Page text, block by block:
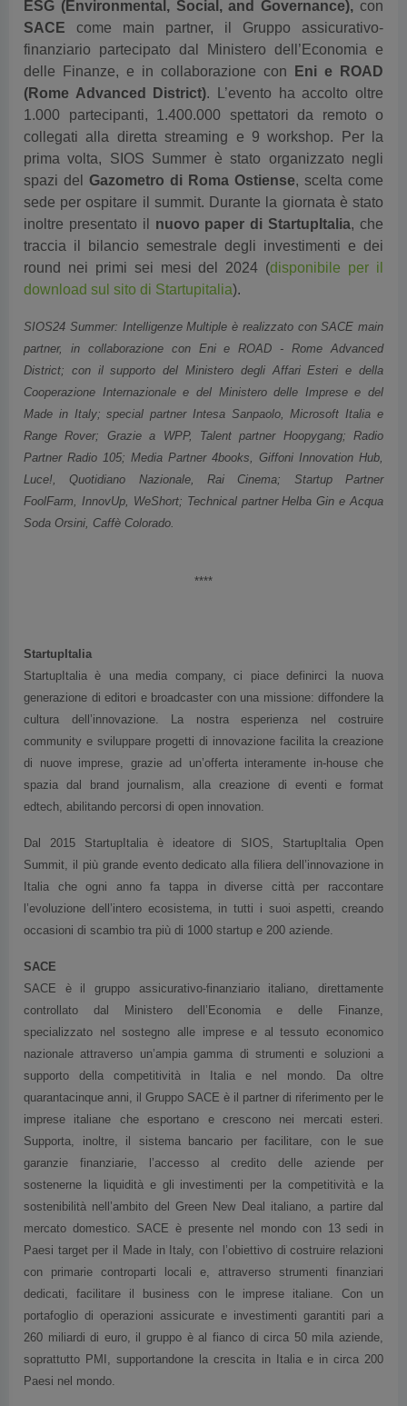
finanziario partecipato dal Ministero dell’Economia e
delle Finanze, e in collaborazione conEni e ROAD
(Rome Advanced District)
. L’evento ha accolto oltre
1.000 partecipanti, 1.400.000 spettatori da remoto o
collegati alla diretta streaming e 9 workshop. Per la
prima volta, SIOS Summer è stato organizzato negli
spazi del Gazometro di Roma Ostiense
, scelta come
sede per ospitare il summit. Durante la giornata è stato
inoltre presentato il
nuovo paper di StartupItalia
, che
traccia il bilancio semestrale degli investimenti e dei
round nei primi sei mesi del 2024 (
disponibile per il
download sul sito di Startupitalia).
SIOS24 Summer: Intelligenze Multiple è realizzato con SACE main
partner, in collaborazione con Eni e ROAD - Rome Advanced
District; con il supporto del Ministero degli Affari Esteri e della
Cooperazione Internazionale e del Ministero delle Imprese e del
Made in Italy; special partner Intesa Sanpaolo, Microsoft Italia e
Range Rover; Grazie a WPP, Talent partner Hoopygang; Radio
Partner Radio 105; Media Partner 4books, Giffoni Innovation Hub,
Luce!, Quotidiano Nazionale, Rai Cinema; Startup Partner
FoolFarm, InnovUp, WeShort; Technical partner Helba Gin e Acqua
Soda Orsini, Caffè Colorado.
StartupItalia è una media company, ci piace definirci la nuova
generazione di editori e broadcaster con una missione: diffondere la
cultura dell’innovazione. La nostra esperienza nel costruire
community e sviluppare progetti di innovazione facilita la creazione
di nuove imprese, grazie ad un’offerta interamente in-house che
spazia dal brand journalism, alla creazione di eventi e format
edtech, abilitando percorsi di open innovation.
Dal 2015 StartupItalia è ideatore di SIOS, StartupItalia Open
Summit, il più grande evento dedicato alla filiera dell’innovazione in
Italia che ogni anno fa tappa in diverse città per raccontare
l’evoluzione dell’intero ecosistema, in tutti i suoi aspetti, creando
occasioni di scambio tra più di 1000 startup e 200 aziende.
SACE
SACE è il gruppo assicurativo-finanziario italiano, direttamente
controllato dal Ministero dell’Economia e delle Finanze,
specializzato nel sostegno alle imprese e al tessuto economico
nazionale attraverso un’ampia gamma di strumenti e soluzioni a
supporto della competitività in Italia e nel mondo. Da oltre
quarantacinque anni, il Gruppo SACE è il partner di riferimento per le
imprese italiane che esportano e crescono nei mercati esteri.
Supporta, inoltre, il sistema bancario per facilitare, con le sue
garanzie finanziarie, l’accesso al credito delle aziende per
sostenerne la liquidità e gli investimenti per la competitività e la
sostenibilità nell’ambito del Green New Deal italiano, a partire dal
mercato domestico. SACE è presente nel mondo con 13 sedi in
Paesi target per il Made in Italy, con l’obiettivo di costruire relazioni
con primarie controparti locali e, attraverso strumenti finanziari
dedicati, facilitare il business con le imprese italiane. Con un
portafoglio di operazioni assicurate e investimenti garantiti pari a
260 miliardi di euro, il gruppo è al fianco di circa 50 mila aziende,
soprattutto PMI, supportandone la crescita in Italia e in circa 200
Paesi nel mondo.